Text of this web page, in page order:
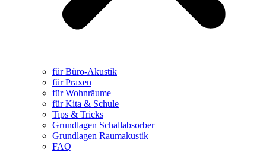
für Büro-Akustik
für Praxen
für Wohnräume
für Kita & Schule
Tips & Tricks
Grundlagen Schallabsorber
Grundlagen Raumakustik
FAQ